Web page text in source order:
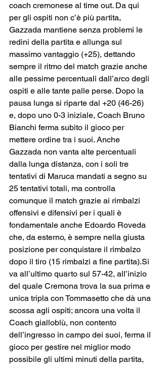
coach cremonese al time out. Da qui
per gli ospiti non c’è più partita,
Gazzada mantiene senza problemi le
redini della partita e allunga sul
massimo vantaggio (+25), dettando
sempre il ritmo del match grazie anche
alle pessime percentuali dall’arco degli
ospiti e alle tante palle perse. Dopo la
pausa lunga si riparte dal +20 (46-26)
e, dopo uno 0-3 iniziale, Coach Bruno
Bianchi ferma subito il gioco per
mettere ordine tra i suoi. Anche
Gazzada non vanta alte percentuali
dalla lunga distanza, con i soli tre
tentativi di Maruca mandati a segno su
25 tentativi totali, ma controlla
comunque il match grazie ai rimbalzi
offensivi e difensivi per i quali è
fondamentale anche Edoardo Roveda
che, da esterno, è sempre nella giusta
posizione per conquistare il rimbalzo
dopo il tiro (15 rimbalzi a fine partita).Si
va all’ultimo quarto sul 57-42, all’inizio
del quale Cremona trova la sua prima e
unica tripla con Tommasetto che dà una
scossa agli ospiti; ancora una volta il
Coach gialloblù, non contento
dell’ingresso in campo dei suoi, ferma il
gioco per gestire nel miglior modo
possibile gli ultimi minuti della partita,